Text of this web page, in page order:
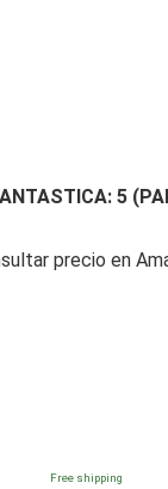
5
precio en
Free shipping